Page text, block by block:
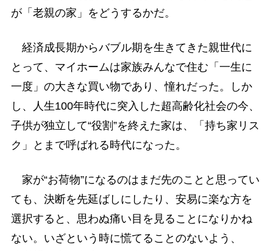
が「老親の家」をどうするかだ。
経済成長期からバブル期を生きてきた親世代に
とって、マイホームは家族みんなで住む「一生に
一度」の大きな買い物であり、憧れだった。しか
し、人生100年時代に突入した超高齢化社会の今、
子供が独立して“役割”を終えた家は、「持ち家リス
ク」とまで呼ばれる時代になった。
家が“お荷物”になるのはまだ先のことと思ってい
ても、決断を先延ばしにしたり、安易に楽な方を
選択すると、思わぬ痛い目を見ることになりかね
ない。いざという時に慌てることのないよう、